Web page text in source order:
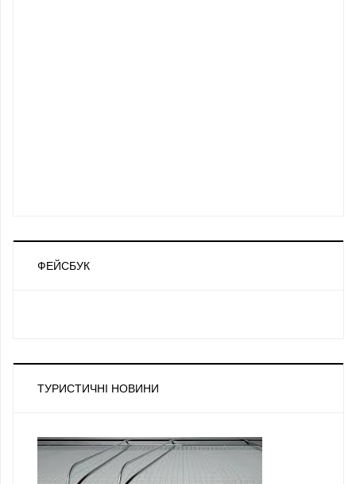
ФЕЙСБУК
ТУРИСТИЧНІ НОВИНИ